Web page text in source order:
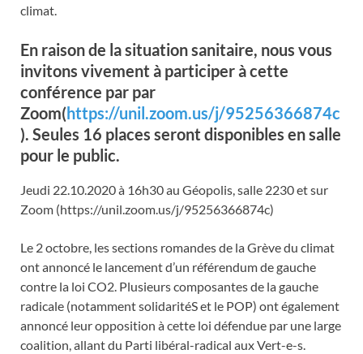
climat.
En raison de la situation sanitaire, nous vous
invitons vivement à participer à cette
conférence par par
Zoom(https://unil.zoom.us/j/95256366874c
). Seules 16 places seront disponibles en salle
pour le public.
Jeudi 22.10.2020 à 16h30 au Géopolis, salle 2230 et sur
Zoom (https://unil.zoom.us/j/95256366874c)
Le 2 octobre, les sections romandes de la Grève du climat
ont annoncé le lancement d’un référendum de gauche
contre la loi CO2. Plusieurs composantes de la gauche
radicale (notamment solidaritéS et le POP) ont également
annoncé leur opposition à cette loi défendue par une large
coalition, allant du Parti libéral-radical aux Vert-e-s.